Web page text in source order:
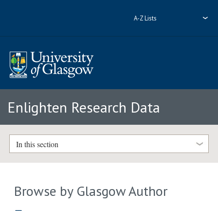
A-Z Lists
Enlighten Research Data
In this section
Browse by Glasgow Author